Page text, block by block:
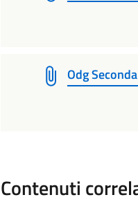
Odg
Contenuti